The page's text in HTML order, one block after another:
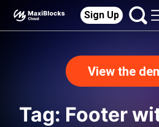
Sign Up
View the
Tag: Footer